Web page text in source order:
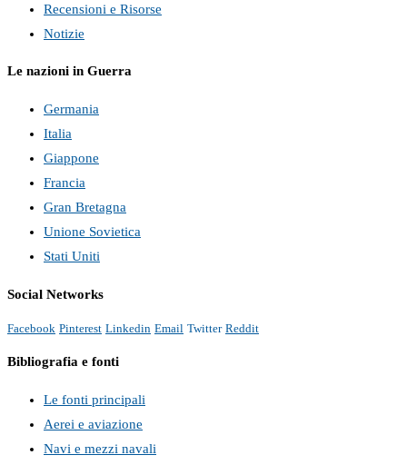
Recensioni e Risorse
Notizie
Le nazioni in Guerra
Germania
Italia
Giappone
Francia
Gran Bretagna
Unione Sovietica
Stati Uniti
Social Networks
Facebook Pinterest Linkedin Email Twitter Reddit
Bibliografia e fonti
Le fonti principali
Aerei e aviazione
Navi e mezzi navali